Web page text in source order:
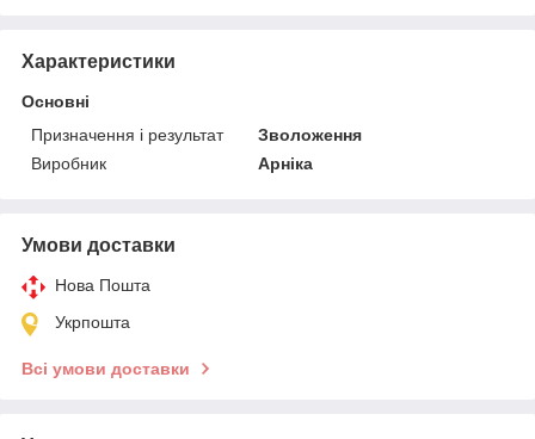
Характеристики
Основні
Призначення і результат
Зволоження
Виробник
Арніка
Умови доставки
Нова Пошта
Укрпошта
Всі умови доставки